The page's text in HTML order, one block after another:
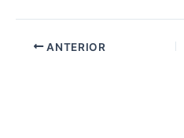
ANTERIOR